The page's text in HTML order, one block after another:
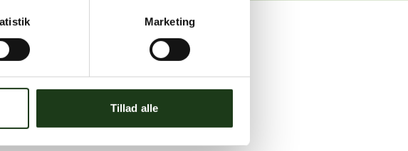
Marketing
Tillad alle
spørgsmål eller brug for assistance.